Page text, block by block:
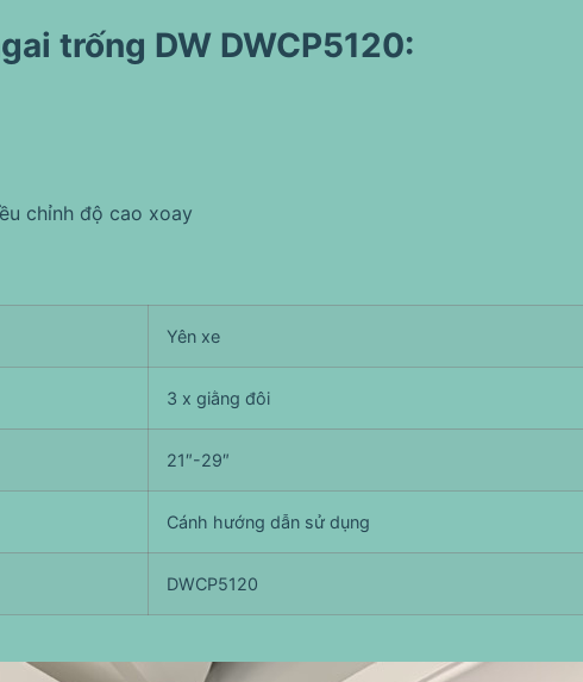
trống DW DWCP5120:
chỉnh độ cao xoay
Yên xe
3 x giằng đôi
21″-29″
Cánh hướng dẫn sử dụng
DWCP5120